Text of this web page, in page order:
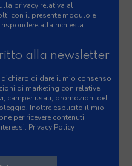
nel nostro piazzale
Contattaci per
privacy relativa al
con il presente modulo e
alla richiesta.
alla newsletter
di dare il mio consenso
di marketing con relative
camper usati, promozioni del
Inoltre esplicito il mio
per ricevere contenuti
Privacy Policy